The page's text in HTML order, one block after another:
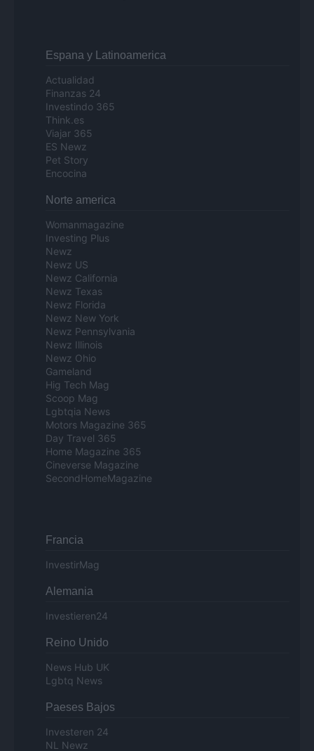
Espana y Latinoamerica
Actualidad
Finanzas 24
Investindo 365
Think.es
Viajar 365
ES Newz
Pet Story
Encocina
Norte america
Womanmagazine
Investing Plus
Newz
Newz US
Newz California
Newz Texas
Newz Florida
Newz New York
Newz Pennsylvania
Newz Illinois
Newz Ohio
Gameland
Hig Tech Mag
Scoop Mag
Lgbtqia News
Motors Magazine 365
Day Travel 365
Home Magazine 365
Cineverse Magazine
SecondHomeMagazine
Francia
InvestirMag
Alemania
Investieren24
Reino Unido
News Hub UK
Lgbtq News
Paeses Bajos
Investeren 24
NL Newz